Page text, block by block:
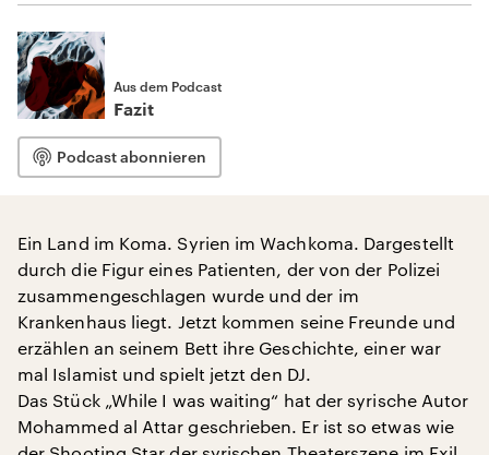
Aus dem Podcast
Fazit
Podcast abonnieren
Ein Land im Koma. Syrien im Wachkoma. Dargestellt
durch die Figur eines Patienten, der von der Polizei
zusammengeschlagen wurde und der im
Krankenhaus liegt. Jetzt kommen seine Freunde und
erzählen an seinem Bett ihre Geschichte, einer war
mal Islamist und spielt jetzt den DJ.
Das Stück „While I was waiting“ hat der syrische Autor
Mohammed al Attar geschrieben. Er ist so etwas wie